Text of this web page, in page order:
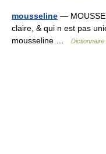
mousseline —
claire, & qui n est pas
mousseline …